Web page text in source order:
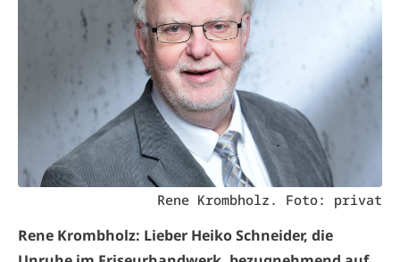
Rene Krombholz. Foto: privat
Rene Krombholz: Lieber Heiko Schneider, die